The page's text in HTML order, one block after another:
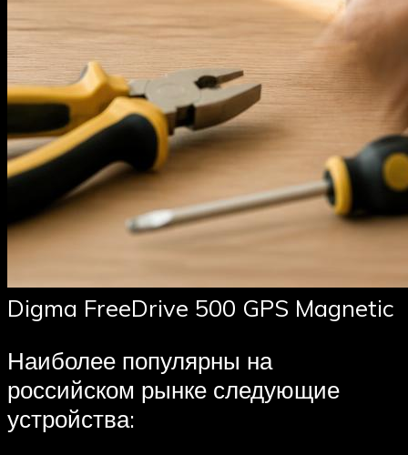
Digma FreeDrive 500 GPS Magnetic
Наиболее популярны на
российском рынке следующие
устройства: